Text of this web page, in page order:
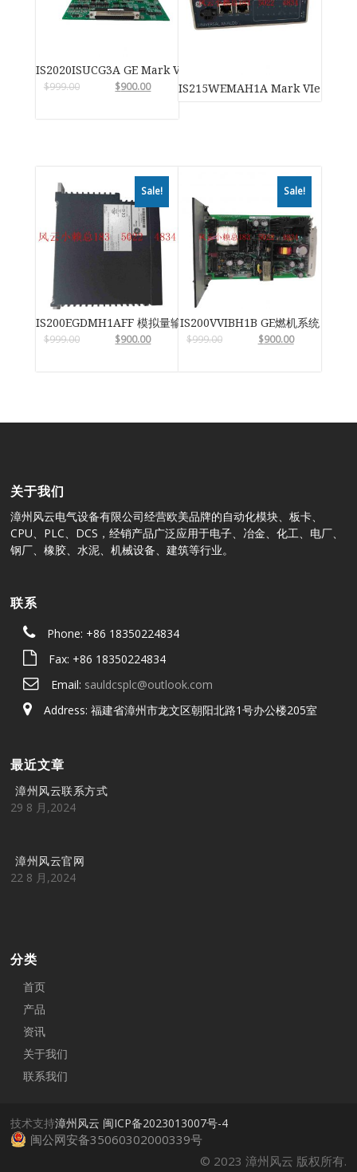
IS2020ISUCG3A GE Mark VIe
$999.00 $900.00 IS215WEMAH1A Mark VIe 风力
Sale!
IS200EGDMH1AFF 模拟量输入输出模块
$999.00 $900.00
Sale!
IS200VVIBH1B GE燃机系统
$999.00 $900.00
关于我们
漳州风云电气设备有限公司经营欧美品牌的自动化模块、板卡、
CPU、PLC、DCS，经销产品广泛应用于电子、冶金、化工、电厂、
钢厂、橡胶、水泥、机械设备、建筑等行业。
联系
Phone: +86 18350224834
Fax: +86 18350224834
Email: sauldcsplc@outlook.com
Address: 福建省漳州市龙文区朝阳北路1号办公楼205室
最近文章
漳州风云联系方式
29 8 月,2024
漳州风云官网
22 8 月,2024
分类
首页
产品
资讯
关于我们
联系我们
技术支持漳州风云 闽ICP备2023013007号-4
闽公网安备35060302000339号
© 2023 漳州风云 版权所有.